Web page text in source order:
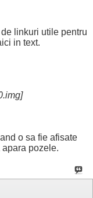
linkuri utile pentru
in text.
o sa fie afisate
pozele.